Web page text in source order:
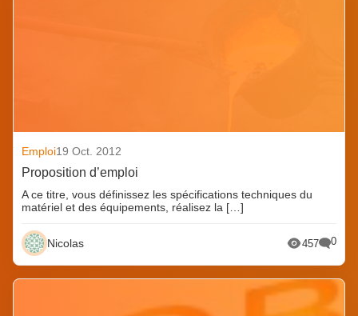
Emploi19 Oct. 2012
Proposition d’emploi
A ce titre, vous définissez les spécifications techniques du
matériel et des équipements, réalisez la […]
Nicolas 457 0